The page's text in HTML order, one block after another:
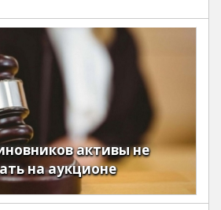
активы не
на аукционе